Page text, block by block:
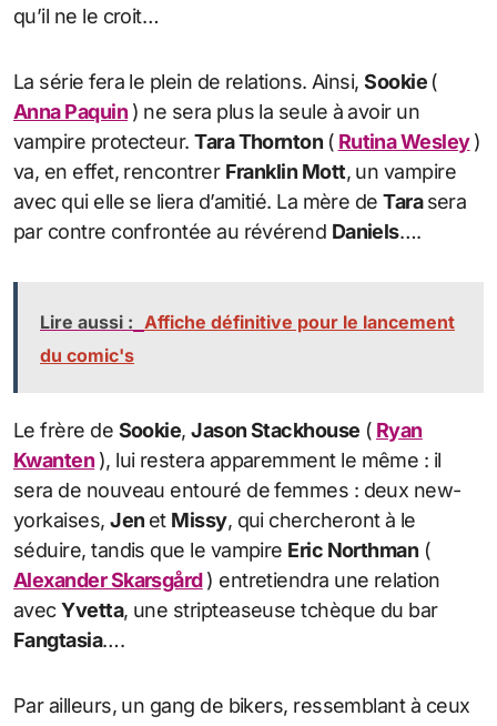
qu’il ne le croit…
La série fera le plein de relations. Ainsi,Sookie (
Anna Paquin ) ne sera plus la seule à avoir un
vampire protecteur.Tara Thornton ( Rutina Wesley )
va, en effet, rencontrer Franklin Mott, un vampire
avec qui elle se liera d’amitié. La mère deTarasera
par contre confrontée au révérend Daniels….
Lire aussi : Affiche définitive pour le lancement
du comic's
Le frère de Sookie,Jason Stackhouse ( Ryan
Kwanten ), lui restera apparemment le même : il
sera de nouveau entouré de femmes : deux new-
yorkaises,Jen et Missy, qui chercheront à le
séduire, tandis que le vampire Eric Northman (
Alexander Skarsgård ) entretiendra une relation
avecYvetta, une stripteaseuse tchèque du bar
Fangtasia….
Par ailleurs, un gang de bikers, ressemblant à ceux